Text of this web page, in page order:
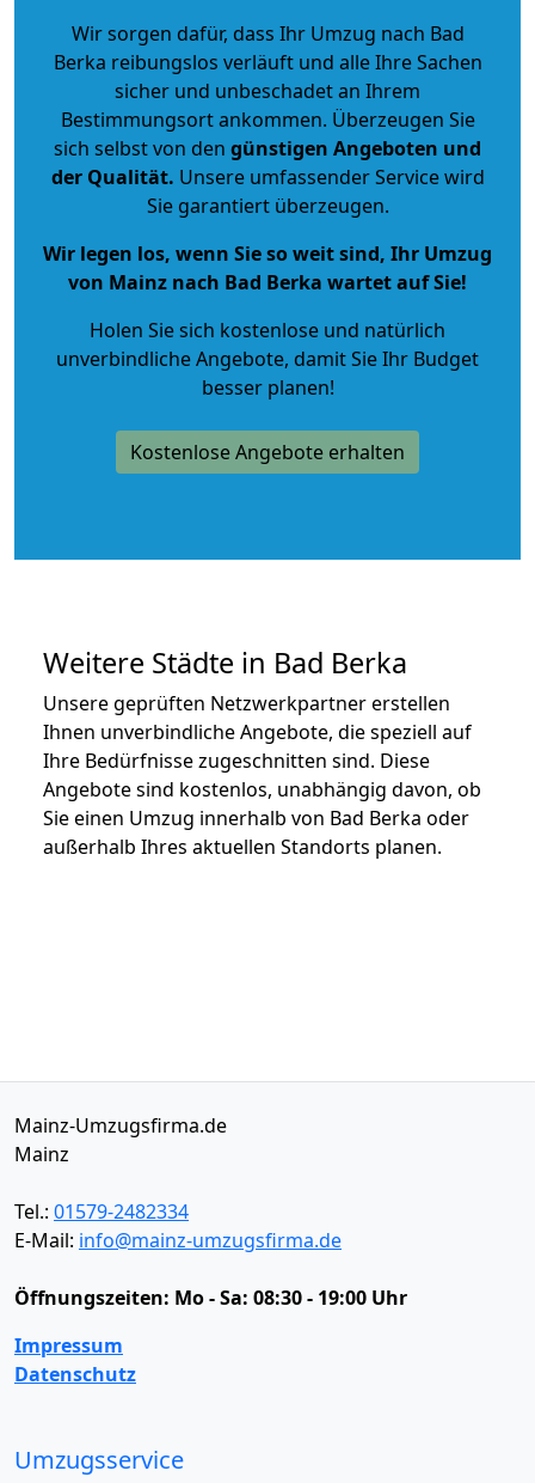
Wir sorgen dafür, dass Ihr Umzug nach Bad
Berka reibungslos verläuft und alle Ihre Sachen
sicher und unbeschadet an Ihrem
Bestimmungsort ankommen. Überzeugen Sie
sich selbst von den günstigen Angeboten und
der Qualität. Unsere umfassender Service wird
Sie garantiert überzeugen.
Wir legen los, wenn Sie so weit sind, Ihr Umzug
von Mainz nach Bad Berka wartet auf Sie!
Holen Sie sich kostenlose und natürlich
unverbindliche Angebote, damit Sie Ihr Budget
besser planen!
Kostenlose Angebote erhalten
Weitere Städte in Bad Berka
Unsere geprüften Netzwerkpartner erstellen
Ihnen unverbindliche Angebote, die speziell auf
Ihre Bedürfnisse zugeschnitten sind. Diese
Angebote sind kostenlos, unabhängig davon, ob
Sie einen Umzug innerhalb von Bad Berka oder
außerhalb Ihres aktuellen Standorts planen.
Mainz-Umzugsfirma.de
Mainz
Tel.: 01579-2482334
E-Mail: info@mainz-umzugsfirma.de
Öffnungszeiten: Mo - Sa: 08:30 - 19:00 Uhr
Impressum
Datenschutz
Umzugsservice